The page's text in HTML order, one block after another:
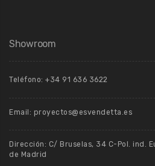
Showroom
Teléfono: +34 91 636 3622
Email: proyectos@esvendetta.es
Dirección: C/ Bruselas, 34 C-Pol. ind.
de Madrid